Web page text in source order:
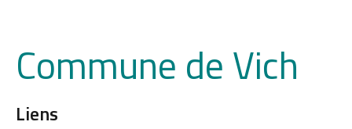
Commune de Vich
Liens